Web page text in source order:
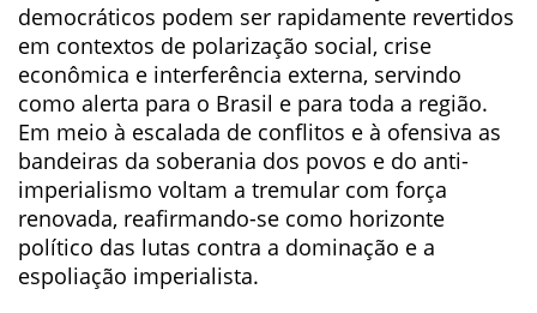
democráticos podem ser rapidamente revertidos
em contextos de polarização social, crise
econômica e interferência externa, servindo
como alerta para o Brasil e para toda a região.
Em meio à escalada de conflitos e à ofensiva as
bandeiras da soberania dos povos e do anti-
imperialismo voltam a tremular com força
renovada, reafirmando-se como horizonte
político das lutas contra a dominação e a
espoliação imperialista.